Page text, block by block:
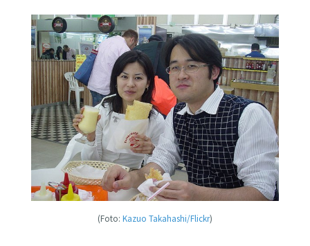
(Foto: Kazuo Takahashi/Flickr)